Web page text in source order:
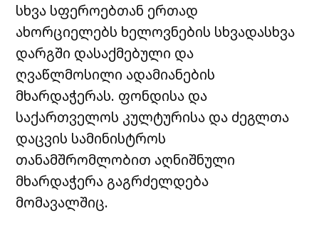
სხვა სფეროებთან ერთად
ახორციელებს ხელოვნების სხვადასხვა
დარგში დასაქმებული და
ღვაწლმოსილი ადამიანების
მხარდაჭერას. ფონდისა და
საქართველოს კულტურისა და ძეგლთა
დაცვის სამინისტროს
თანამშრომლობით აღნიშნული
მხარდაჭერა გაგრძელდება
მომავალშიც.